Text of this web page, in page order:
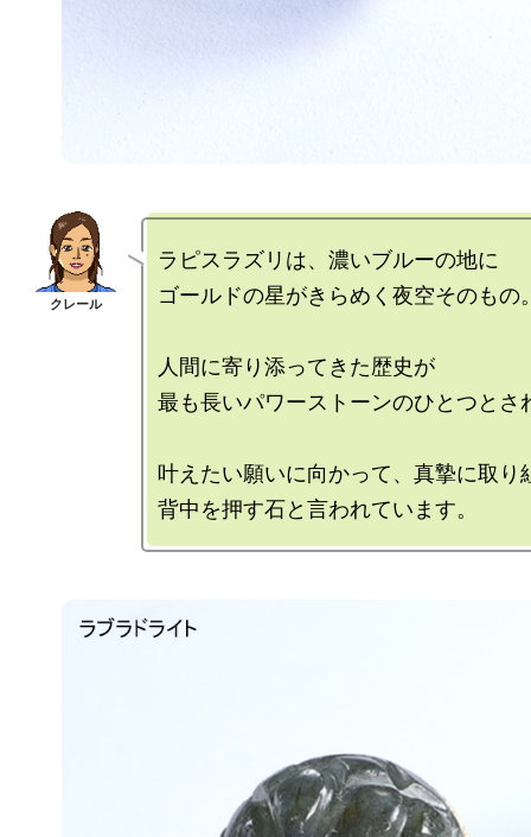
ラピスラズリは、濃いブルーの地に
ゴールドの星がきらめく夜空そのもの
人間に寄り添ってきた歴史が
最も長いパワーストーンのひとつとさ
叶えたい願いに向かって、真摯に取り